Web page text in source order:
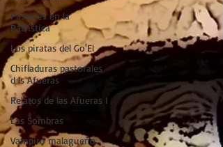
Pastores en la
Patrística
Los piratas del Go'El
Chifladuras pastorales
d ls Afueras
Relatos de las Afueras I
Las Sombras
Vampiro malagueño